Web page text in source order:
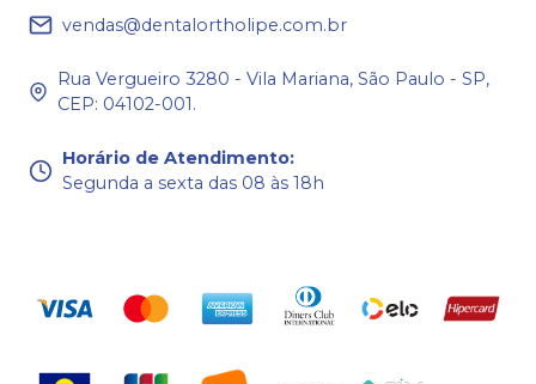
vendas@dentalortholipe.com.br
Rua Vergueiro 3280 - Vila Mariana, São Paulo - SP,
CEP: 04102-001.
Horário de Atendimento:
Segunda a sexta das 08 às 18h